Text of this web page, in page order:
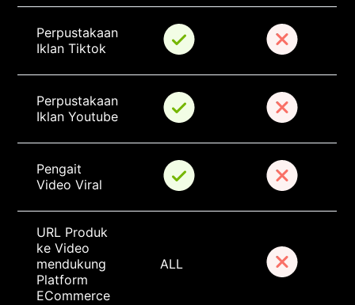
Perpustakaan
Iklan Tiktok
Perpustakaan
Iklan Youtube
Pengait
Video Viral
URL Produk
ke Video
mendukung
Platform
ECommerce
ALL